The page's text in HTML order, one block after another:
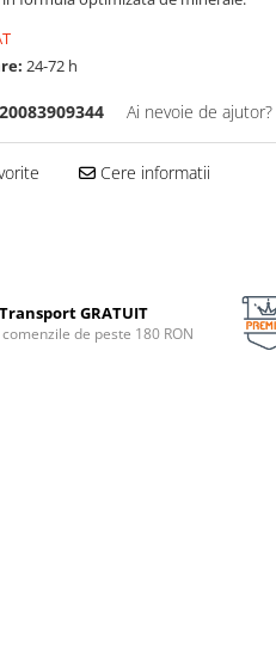
24-72 h
Ai nevoie de ajutor?
Cere informatii
Transport GRATUIT
de peste 180 RON